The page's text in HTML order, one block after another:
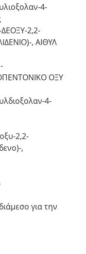
4-
2,2-
, ΑΙΘΥΛ
ΟΞΥ
4-
2,2-
,
για την